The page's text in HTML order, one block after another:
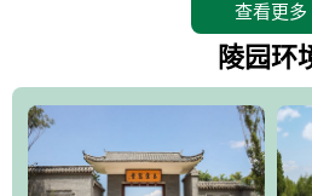
地。在总体设计上完全以中国传统文化
而成，宛如一把太师椅，呈坐南朝北向
环绕挡住了外界的风吹，流动的生气
符合山环水抱，藏风纳气的要求。中华
势如宏，是华北地区最大的平川式墓
查看更多
陵园环